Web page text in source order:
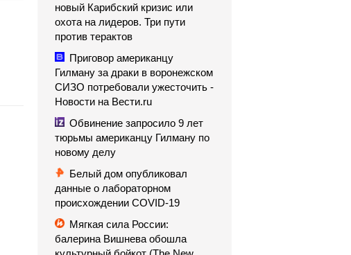
новый Карибский кризис или
охота на лидеров. Три пути
против терактов
Приговор американцу
Гилману за драки в воронежском
СИЗО потребовали ужесточить -
Новости на Вести.ru
Обвинение запросило 9 лет
тюрьмы американцу Гилману по
новому делу
Белый дом опубликовал
данные о лабораторном
происхождении COVID-19
Мягкая сила России:
балерина Вишнева обошла